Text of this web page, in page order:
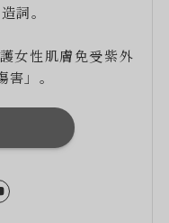
詞。
女性肌膚免受紫外
」。